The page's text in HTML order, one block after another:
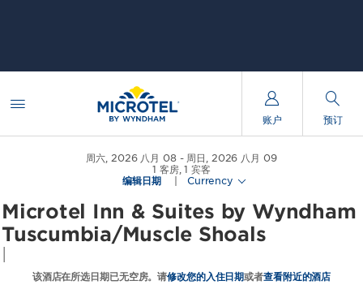
账户 预订
周六, 2026 八月 08
周日, 2026 八月 09
1 客房,1 宾客
编辑日期
Currency
Microtel Inn & Suites by Wyndham
Tuscumbia/Muscle Shoals
该酒店在所选日期已无空房。请修改您的入住日期或者查看附近的酒店